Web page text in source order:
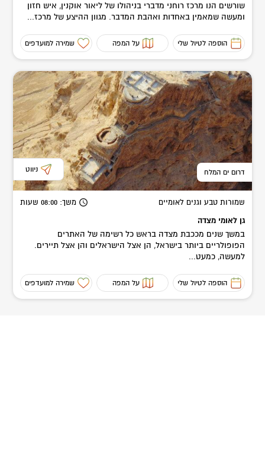
שורשים הנו מרכז רוחני מדברי בניהולו של ליאור אוקנין, איש חזון
ומעשה שמאמין באחדות ואהבת המדבר. מגוון ההיצע של מרכז...
הוספה לטיול שלי על המפה שמירה למועדפים
דרום ים המלח ניווט
שמורות טבע וגנים לאומיים משך: 08:00 שעות
גן לאומי מצדה
במשך שנים מככבת מצדה בראש כל רשימה של האתרים
הפופולריים ביותר בישראל, הן אצל הישראלים והן אצל תיירים.
למעשה, כמעט...
הוספה לטיול שלי על המפה שמירה למועדפים